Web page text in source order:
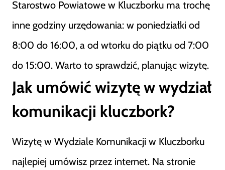
Starostwo Powiatowe w Kluczborku ma trochę
inne godziny urzędowania: w poniedziałki od
8:00 do 16:00, a od wtorku do piątku od 7:00
do 15:00. Warto to sprawdzić, planując wizytę.
Jak umówić wizytę w wydział
komunikacji kluczbork?
Wizytę w Wydziale Komunikacji w Kluczborku
najlepiej umówisz przez internet. Na stronie